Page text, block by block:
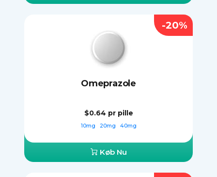
Omeprazole
$0.64 pr pille
10mg 20mg 40mg
Køb Nu
-20%